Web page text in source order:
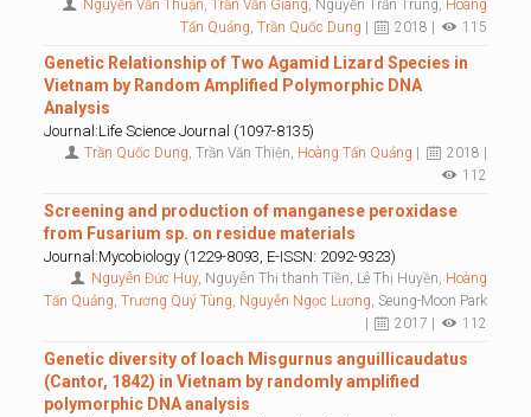
Nguyễn Văn Thuận,Trần Văn Giang, Nguyễn Trần Trung, Hoàng
Tấn Quảng, Trần Quốc Dung 2018 | 115
Genetic Relationship of Two Agamid Lizard Species in
Vietnam by Random Amplified Polymorphic DNA
Analysis
Journal:Life Science Journal (1097-8135)
Trần Quốc Dung, Trần Văn Thiện, Hoàng Tấn Quảng
2018 |
112
Screening and production of manganese peroxidase
from Fusarium sp. on residue materials
Journal:Mycobiology (1229-8093, E-ISSN: 2092-9323)
Nguyễn Đức Huy, Nguyễn Thị thanh Tiền, Lê Thị Huyền, Hoàng
Tấn Quảng,Trương Quý Tùng, Nguyễn Ngọc Lương, Seung-Moon Park
2017 | 112
Genetic diversity of loach Misgurnus anguillicaudatus
(Cantor, 1842) in Vietnam by randomly amplified
polymorphic DNA analysis